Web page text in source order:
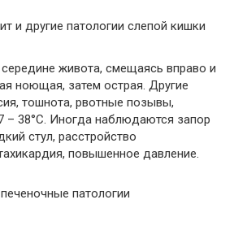
и другие патологии слепой кишки
живота, смещаясь вправо и
ноющая, затем острая. Другие
тошнота, рвотные позывы,
– 38°С. Иногда наблюдаются запор
стул, расстройство
повышенное давление.
патологии